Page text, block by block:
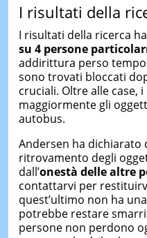
I risultati della
I risultati della ricerca
su 4 persone
addirittura perso
sono trovati bloccati
cruciali. Oltre alle case,
maggiormente gli
autobus.
Andersen ha dichiarato
ritrovamento degli
dall’onestà delle altre
contattarvi per
quest’ultimo non ha
potrebbe restare
persone non perdono